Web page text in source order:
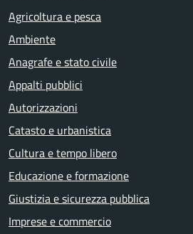
Agricoltura e pesca
Ambiente
Anagrafe e stato civile
Appalti pubblici
Autorizzazioni
Catasto e urbanistica
Cultura e tempo libero
Educazione e formazione
Giustizia e sicurezza pubblica
Imprese e commercio